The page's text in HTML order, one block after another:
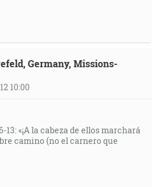
Germany, Missions-
10:00
13: «¡A la cabeza de ellos marchará
camino (no el carnero que